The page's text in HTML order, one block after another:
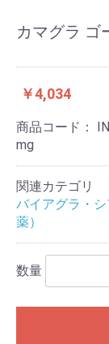
カマグラ ゴ
￥4,034
商品コード：
mg
関連カテゴリ
バイアグラ・
薬）
数量